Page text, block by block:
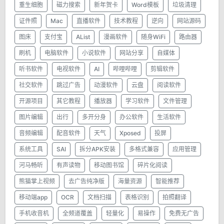
重生细胞 磁力搜索 新年贺卡 Word模板 垃圾清理
证件照 Mac 直播软件 技术教程 逆向 网站源码
图床 支付宝 AList 漫画软件 随身WiFi 路由器
刷机 电脑软件 小说软件 网站分享 自媒体
听书软件 电视软件 AI 哔哩哔哩 剪辑软件
社交软件 跳过广告 动漫软件 云盘 阅读软件
开源项目 其它教程 播放器 学习软件 文件管理
图片编辑 出行 多开分身 办公软件 生活软件
音频编辑 配音软件 天气 Xposed 投屏
系统工具 SAI 拆分APK安装 多格式兼容 应用管理
河马畅听 有声读物 移动图书馆 碎片化阅读
熊猫掌上视频 去广告纯净版 海量资源 智能推荐
移动端app OCR 文档扫描 表格识别 拍照翻译
手机收音机 全频道覆盖 轻量化 易操作 免费无广告